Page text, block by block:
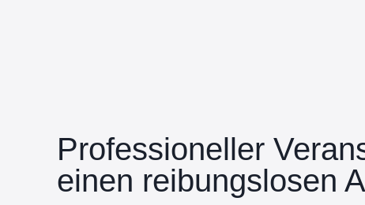
Professioneller
einen reibungslosen